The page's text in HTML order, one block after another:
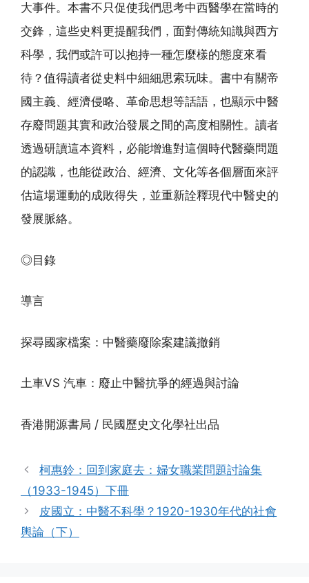
大事件。本書不只促使我們思考中西醫學在當時的
交鋒，這些史料更提醒我們，面對傳統知識與西方
科學，我們或許可以抱持一種怎麼樣的態度來看
待？值得讀者從史料中細細思索玩味。書中有關帝
國主義、經濟侵略、革命思想等話語，也顯示中醫
存廢問題其實和政治發展之間的高度相關性。讀者
透過研讀這本資料，必能增進對這個時代醫藥問題
的認識，也能從政治、經濟、文化等各個層面來評
估這場運動的成敗得失，並重新詮釋現代中醫史的
發展脈絡。
◎目錄
導言
探尋國家檔案：中醫藥廢除案建議撤銷
土車VS 汽車：廢止中醫抗爭的經過與討論
香港開源書局 / 民國歷史文化學社出品
柯惠鈴：回到家庭去：婦女職業問題討論集
（1933-1945）下冊
皮國立：中醫不科學？1920-1930年代的社會
輿論（下）